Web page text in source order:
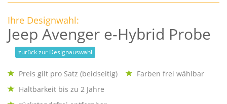
Ihre Designwahl:
Jeep Avenger e-Hybrid Probe
zurück zur Designauswahl
Preis gilt pro Satz (beidseitig)
Farben frei wählbar
Haltbarkeit bis zu 2 Jahre